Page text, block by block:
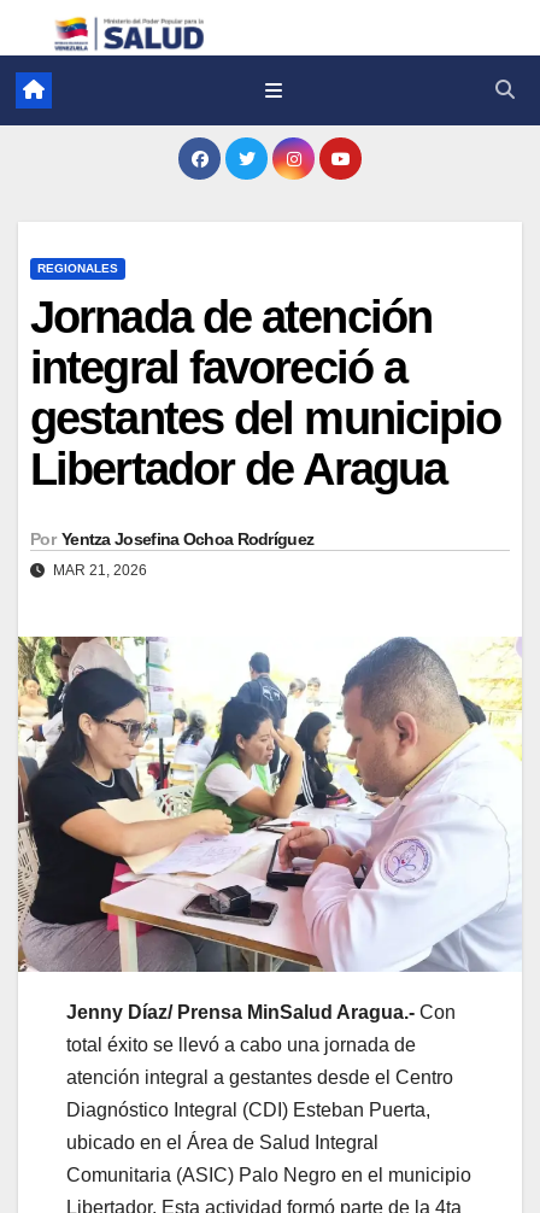
REGIONALES
Jornada de atención
integral favoreció a
gestantes del municipio
Libertador de Aragua
Por Yentza Josefina Ochoa Rodríguez
MAR 21, 2026
Jenny Díaz/ Prensa MinSalud Aragua.- Con
total éxito se llevó a cabo una jornada de
atención integral a gestantes desde el Centro
Diagnóstico Integral (CDI) Esteban Puerta,
ubicado en el Área de Salud Integral
Comunitaria (ASIC) Palo Negro en el municipio
Libertador. Esta actividad formó parte de la 4ta